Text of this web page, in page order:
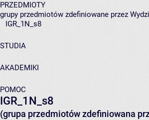
PRZEDMIOTY
grupy przedmiotów zdefiniowane przez
IGR_1N_s8
STUDIA
AKADEMIKI
POMOC
IGR_1N_s8
(grupa przedmiotów zdefiniowana